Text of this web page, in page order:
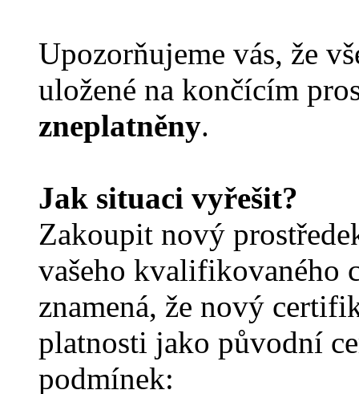
Upozorňujeme vás, že
uložené na končícím
zneplatněny.
Jak situaci vyřešit?
Zakoupit nový
vašeho kvalifikovaného
znamená, že nový
platnosti jako původní
podmínek: